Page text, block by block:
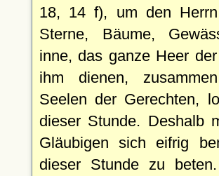
18, 14 f), um den
Sterne, Bäume,
inne, das ganze Heer
ihm dienen,
Seelen der Gerechten,
dieser Stunde. Deshalb
Gläubigen sich eifrig
dieser Stunde zu